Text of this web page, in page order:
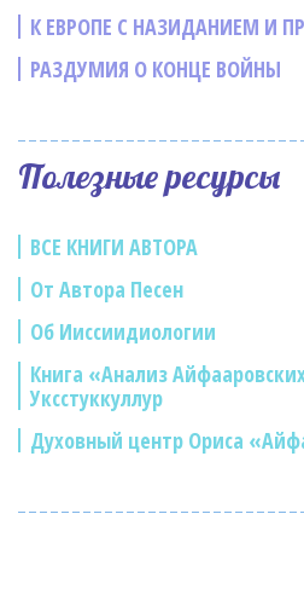
К ЕВРОПЕ С НАЗИДАНИЕМ И
РАЗДУМИЯ О КОНЦЕ ВОЙНЫ
Полезные ресурсы
ВСЕ КНИГИ АВТОРА
От Автора Песен
Об Ииссиидиологии
Книга «Анализ
Уксстуккуллур
Духовный центр Ориса